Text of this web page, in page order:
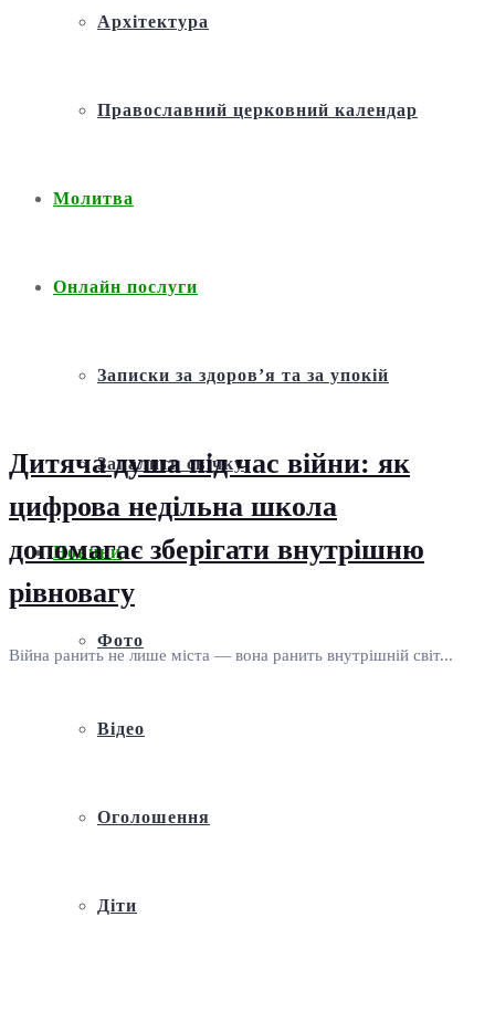
Архітектура
Православний церковний календар
Молитва
Онлайн послуги
Записки за здоров’я та за упокій
Запалити свічку
Новини
Фото
Відео
Оголошення
Діти
Дитяча душа під час війни: як
цифрова недільна школа
допомагає зберігати внутрішню
рівновагу
Війна ранить не лише міста — вона ранить внутрішній світ...